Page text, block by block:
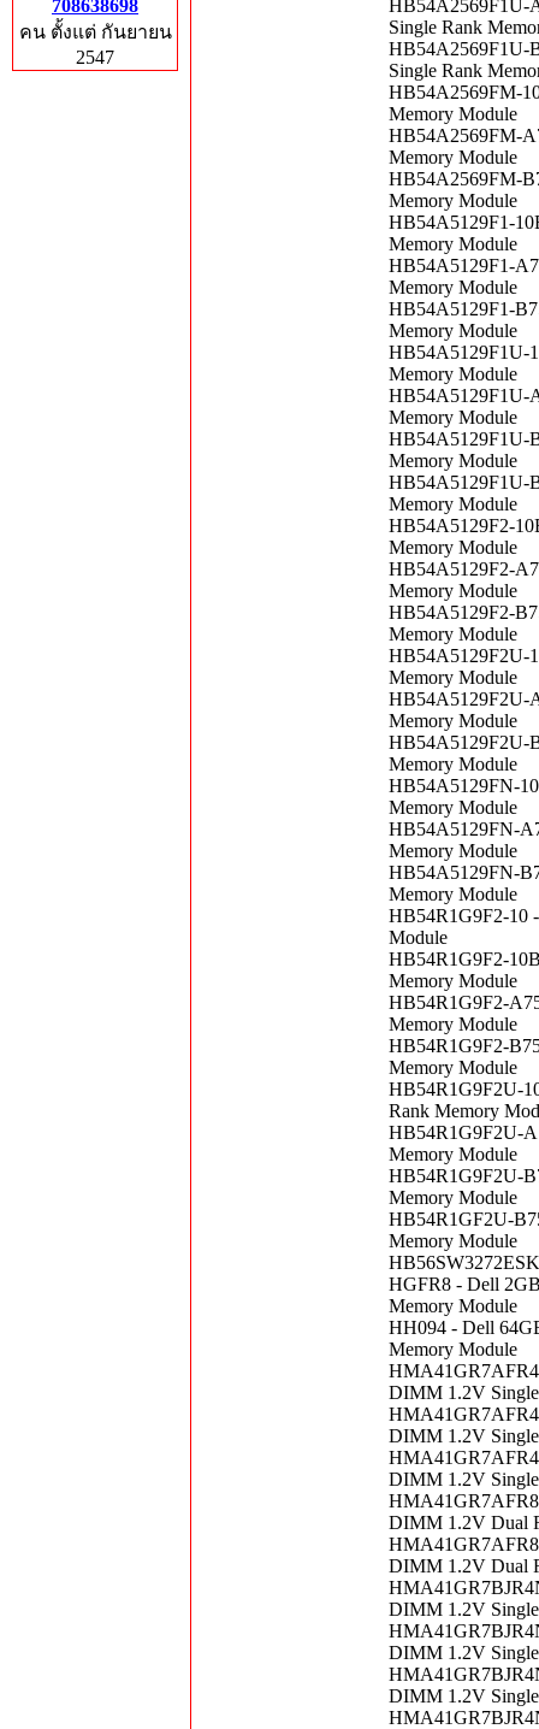
708638698
คน ตั้งแต่ กันยายน
2547
HB54A2569F1U-
Single Rank
HB54A2569F1U-
Single Rank
HB54A2569FM-
Memory Module
HB54A2569FM-
Memory Module
HB54A2569FM-
Memory Module
HB54A5129F1-
Memory Module
HB54A5129F1-
Memory Module
HB54A5129F1-
Memory Module
HB54A5129F1U-
Memory Module
HB54A5129F1U-
Memory Module
HB54A5129F1U-
Memory Module
HB54A5129F1U-
Memory Module
HB54A5129F2-
Memory Module
HB54A5129F2-
Memory Module
HB54A5129F2-
Memory Module
HB54A5129F2U-
Memory Module
HB54A5129F2U-
Memory Module
HB54A5129F2U-
Memory Module
HB54A5129FN-
Memory Module
HB54A5129FN-
Memory Module
HB54A5129FN-
Memory Module
HB54R1G9F2-10
Module
HB54R1G9F2-
Memory Module
HB54R1G9F2-
Memory Module
HB54R1G9F2-
Memory Module
HB54R1G9F2U-
Rank Memory
HB54R1G9F2U-
Memory Module
HB54R1G9F2U-
Memory Module
HB54R1GF2U-
Memory Module
HGFR8 - Dell
Memory Module
HH094 - Dell
Memory Module
DIMM 1.2V
DIMM 1.2V
DIMM 1.2V
DIMM 1.2V Dual
DIMM 1.2V Dual
DIMM 1.2V
DIMM 1.2V
DIMM 1.2V